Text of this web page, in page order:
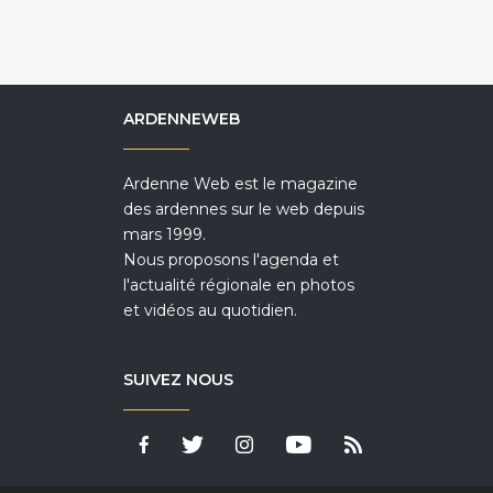
ARDENNEWEB
Ardenne Web est le magazine
des ardennes sur le web depuis
mars 1999.
Nous proposons l'agenda et
l'actualité régionale en photos
et vidéos au quotidien.
SUIVEZ NOUS